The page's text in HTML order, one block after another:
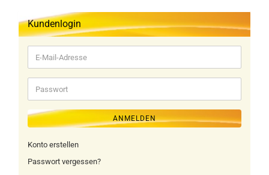
Kundenlogin
E-
Mail-
Adresse
Passwort
ANMELDEN
Konto erstellen
Passwort vergessen?